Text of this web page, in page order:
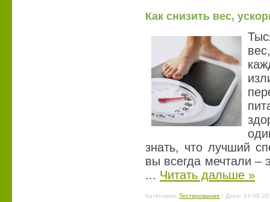
Как снизить вес,
знать, что лучший
вы всегда мечтали –
... Читать дальше »
Категория: Тестирование | Дата: